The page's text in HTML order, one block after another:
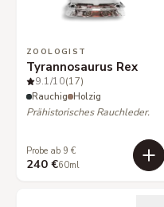
ZOOLOGIST
Tyrannosaurus Rex
9.1/10(17)
Rauchig Holzig
Prähistorisches Rauchleder.
Probe ab 9 €
240 €60ml